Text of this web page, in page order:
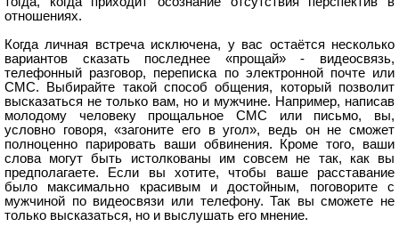
отношениях.
Когда личная встреча исключена, у вас остаётся несколько
вариантов сказать последнее «прощай» - видеосвязь,
телефонный разговор, переписка по электронной почте или
СМС. Выбирайте такой способ общения, который позволит
высказаться не только вам, но и мужчине. Например, написав
молодому человеку прощальное СМС или письмо, вы,
условно говоря, «загоните его в угол», ведь он не сможет
полноценно парировать ваши обвинения. Кроме того, ваши
слова могут быть истолкованы им совсем не так, как вы
предполагаете. Если вы хотите, чтобы ваше расставание
было максимально красивым и достойным, поговорите с
мужчиной по видеосвязи или телефону. Так вы сможете не
только высказаться, но и выслушать его мнение.